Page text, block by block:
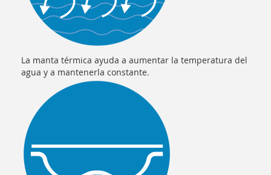
La manta térmica ayuda a aumentar la temperatura del
agua y a mantenerla constante.